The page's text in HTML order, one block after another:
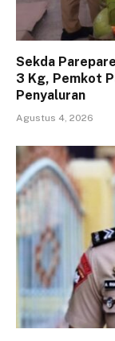
Sekda
3 Kg, Pemkot
Penyaluran
Agustus 4, 2026